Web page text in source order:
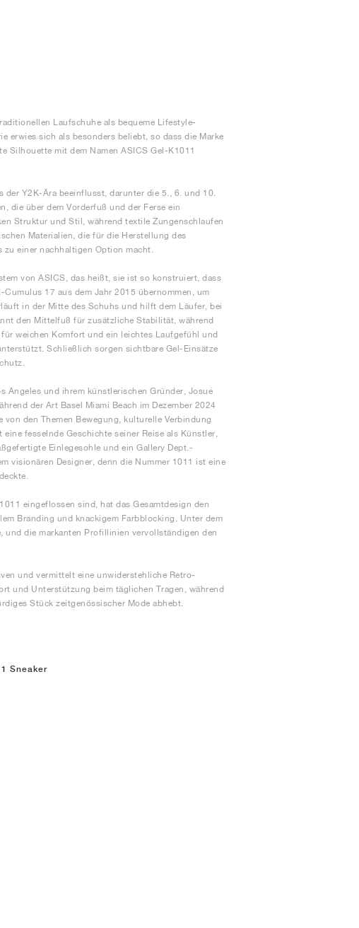
Laufschuhe als bequeme Lifestyle-
erwies sich als besonders beliebt, so dass die Marke
Silhouette mit dem Namen ASICS Gel-K1011
Y2K-Ära beeinflusst, darunter die 5., 6. und 10.
die über dem Vorderfuß und der Ferse ein
Struktur und Stil, während textile Zungenschlaufen
Materialien, die für die Herstellung des
einer nachhaltigen Option macht.
von ASICS, das heißt, sie ist so konstruiert, dass
17 aus dem Jahr 2015 übernommen, um
in der Mitte des Schuhs und hilft dem Läufer, bei
den Mittelfuß für zusätzliche Stabilität, während
weichen Komfort und ein leichtes Laufgefühl und
Schließlich sorgen sichtbare Gel-Einsätze
Angeles und ihrem künstlerischen Gründer, Josué
der Art Basel Miami Beach im Dezember 2024
den Themen Bewegung, kulturelle Verbindung
fesselnde Geschichte seiner Reise als Künstler,
Einlegesohle und ein Gallery Dept.-
visionären Designer, denn die Nummer 1011 ist eine
eingeflossen sind, hat das Gesamtdesign den
Branding und knackigem Farbblocking. Unter dem
und die markanten Profillinien vervollständigen den
und vermittelt eine unwiderstehliche Retro-
und Unterstützung beim täglichen Tragen, während
Stück zeitgenössischer Mode abhebt.
Sneaker